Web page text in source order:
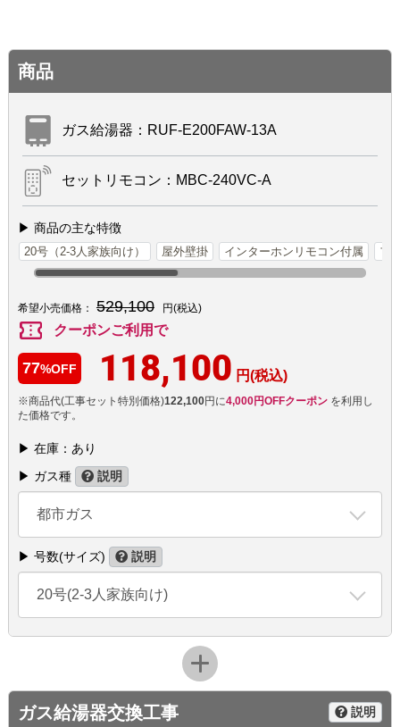
商品
ガス給湯器：RUF-E200FAW-13A
セットリモコン：MBC-240VC-A
▶ 商品の主な特徴
20号（2-3人家族向け） 屋外壁掛 インターホンリモコン付属 フ
希望小売価格： 529,100 円(税込)
confirmation_number クーポンご利用で
77%OFF 118,100 円(税込)
※商品代(工事セット特別価格)122,100円に4,000円OFFクーポンを利用し
た価格です。
▶ 在庫：あり
▶ ガス種
説明
都市ガス
▶ 号数(サイズ) 説明
20号(2-3人家族向け)
ガス給湯器交換工事 説明